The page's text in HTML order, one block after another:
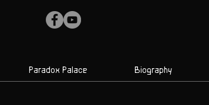
Paradox Palace Biography